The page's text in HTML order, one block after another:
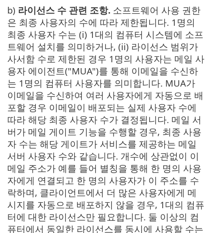
b) 라이선스 수 관련 조항. 소프트웨어 사용 권한
은 최종 사용자의 수에 따라 제한됩니다. 1명의
최종 사용자 수는 (i) 1대의 컴퓨터 시스템에 소프
트웨어 설치를 의미하거나, (ii) 라이선스 범위가
사서함 수로 제한된 경우 1명의 사용자는 메일 사
용자 에이전트("MUA")를 통해 이메일을 수신하
는 1명의 컴퓨터 사용자를 의미합니다. MUA가
이메일을 수신하여 여러 사용자에게 자동으로 배
포할 경우 이메일이 배포되는 실제 사용자 수에
따라 해당 최종 사용자 수가 결정됩니다. 메일 서
버가 메일 게이트 기능을 수행할 경우, 최종 사용
자 수는 해당 게이트가 서비스를 제공하는 메일
서버 사용자 수와 같습니다. 개수에 상관없이 이
메일 주소가 예를 들어 별칭을 통해 한 명의 사용
자에게 연결되고 한 명의 사용자가 이 주소를 수
락하며, 클라이언트에서 더 많은 사용자에게 메
시지를 자동으로 배포하지 않을 경우, 1대의 컴퓨
터에 대한 라이선스만 필요합니다. 둘 이상의 컴
퓨터에서 동일한 라이선스를 동시에 사용할 수는